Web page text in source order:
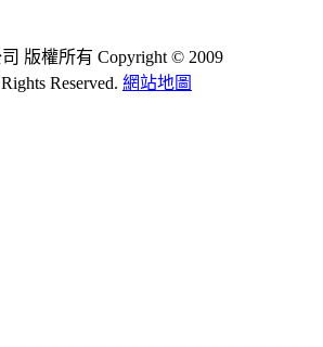
版權所有 Copyright © 2009
Reserved. 網站地圖